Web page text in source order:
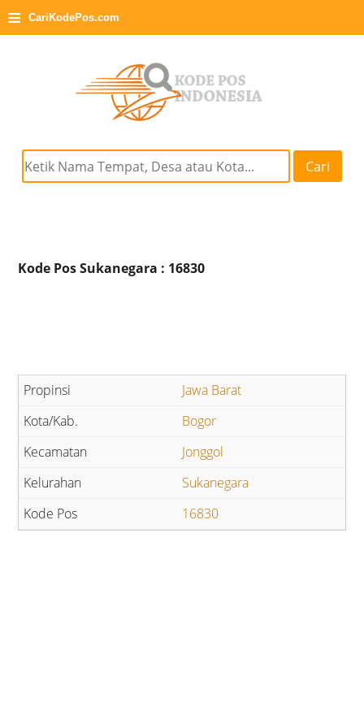
≡ CariKodePos.com
Cari
Kode Pos Sukanegara : 16830
Jawa Barat
Bogor
Jonggol
Sukanegara
16830